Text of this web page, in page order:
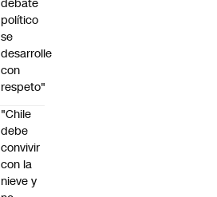
debate
político
se
desarrolle
con
respeto"
"Chile
debe
convivir
con la
nieve y